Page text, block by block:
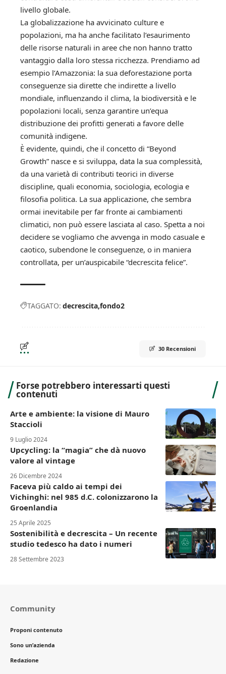
livello globale.
La globalizzazione ha avvicinato culture e
popolazioni, ma ha anche facilitato l’esaurimento
delle risorse naturali in aree che non hanno tratto
vantaggio dalla loro stessa ricchezza. Prendiamo ad
esempio l’Amazzonia: la sua deforestazione porta
conseguenze sia dirette che indirette a livello
mondiale, influenzando il clima, la biodiversità e le
popolazioni locali, senza garantire un’equa
distribuzione dei profitti generati a favore delle
comunità indigene.
È evidente, quindi, che il concetto di “Beyond
Growth” nasce e si sviluppa, data la sua complessità,
da una varietà di contributi teorici in diverse
discipline, quali economia, sociologia, ecologia e
filosofia politica. La sua applicazione, che sembra
ormai inevitabile per far fronte ai cambiamenti
climatici, non può essere lasciata al caso. Spetta a noi
decidere se vogliamo che avvenga in modo casuale e
caotico, subendone le conseguenze, o in maniera
controllata, per un’auspicabile “decrescita felice”.
TAGGATO: decrescita fondo2
30 Recensioni
Forse potrebbero interessarti questi
contenuti
Arte e ambiente: la visione di Mauro
Staccioli
9 Luglio 2024
Upcycling: la “magia” che dà nuovo
valore al vintage
26 Dicembre 2024
Faceva più caldo ai tempi dei
Vichinghi: nel 985 d.C. colonizzarono la
Groenlandia
25 Aprile 2025
Sostenibilità e decrescita – Un recente
studio tedesco ha dato i numeri
28 Settembre 2023
Community
Proponi contenuto
Sono un’azienda
Redazione